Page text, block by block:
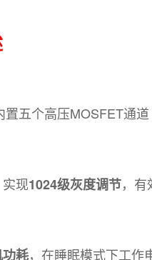
五个高压MOSFET通
现1024级灰度调节，有
耗，在睡眠模式下工作